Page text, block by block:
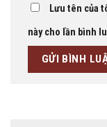
Lưu tên của
này cho lần bình